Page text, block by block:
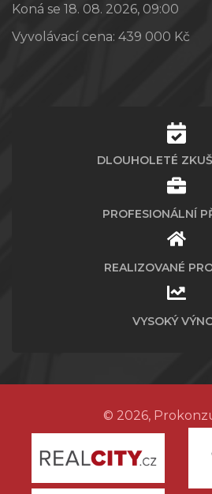
Koná se 18. 08. 2026, 09:00
Vyvolávací cena: 439 000 Kč
DLOUHOLETÉ
PROFESIONÁLNÍ
REALIZOVANÉ
VYSOKÝ
© 2026,